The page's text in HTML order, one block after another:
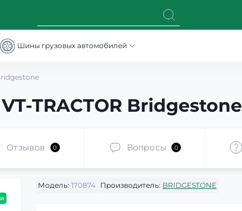
Шины грузовых автомобилей
TRACTOR Bridgestone
Отзывов 0 Вопросы 0
Модель: 170874 Производитель: BRIDGESTONE